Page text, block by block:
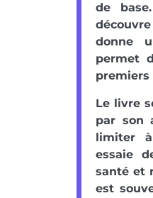
de
donne
permet
premiers
Le livre
par son
limiter
essaie
santé et
est